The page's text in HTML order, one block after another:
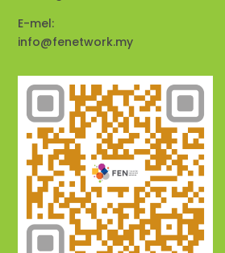
E-mel:
info@fenetwork.my